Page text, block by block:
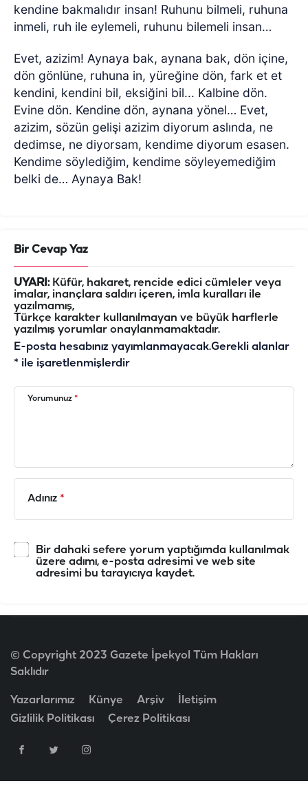
kendine bakmalıdır insan! Ruhunu bilmeli, ruhuna
inmeli, ruh ile eylemeli, ruhunu bilemeli insan…
Evet, azizim! Aynaya bak, aynana bak, dön içine,
dön gönlüne, ruhuna in, yüreğine dön, fark et et
kendini, kendini bil, eksiğini bil... Kalbine dön.
Evine dön. Kendine dön, aynana yönel… Evet,
azizim, sözün gelişi azizim diyorum aslında, ne
dedimse, ne diyorsam, kendime diyorum esasen.
Kendime söylediğim, kendime söyleyemediğim
belki de… Aynaya Bak!
Bir Cevap Yaz
UYARI:Küfür, hakaret, rencide edici cümleler veya
imalar, inançlara saldırı içeren, imla kuralları ile
yazılmamış,
Türkçe karakter kullanılmayan ve büyük harflerle
yazılmış yorumlar onaylanmamaktadır.
E-posta hesabınız yayımlanmayacak.Gerekli alanlar
* ile işaretlenmişlerdir
Yorumunuz *
Adınız *
Bir dahaki sefere yorum yaptığımda kullanılmak
üzere adımı, e-posta adresimi ve web site
adresimi bu tarayıcıya kaydet.
© Copyright 2023 Gazete İpekyol Tüm Hakları
Saklıdır
Yazarlarımız Künye Arşiv
İletişim
Gizlilik Politikası
Çerez Politikası